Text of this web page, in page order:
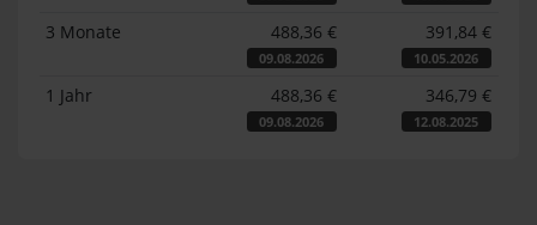
3 Monate 488,36 €
09.08.2026
391,84 €
10.05.2026
1 Jahr 488,36 €
09.08.2026
346,79 €
12.08.2025